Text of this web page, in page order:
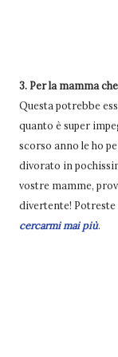
3. Per la mamma
Questa potrebbe
quanto è super
scorso anno le ho
divorato in
vostre mamme,
divertente! Potreste
cercarmi mai più.